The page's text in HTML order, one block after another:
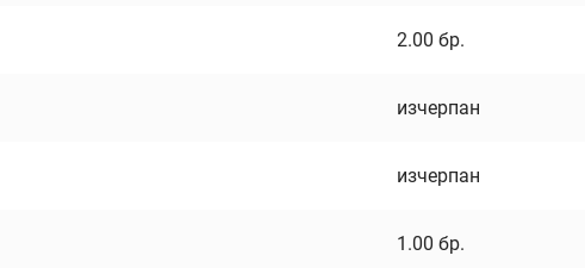
2.00 бр.
изчерпан
изчерпан
1.00 бр.